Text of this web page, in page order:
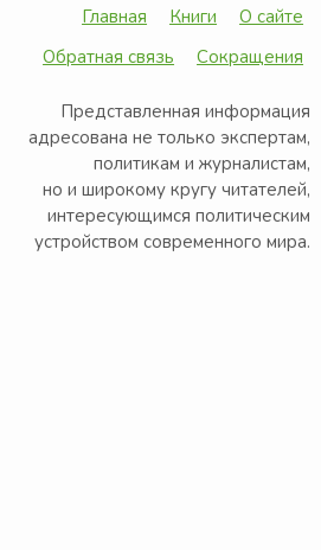
Главная Книги
О сайте
Обратная связь
Сокращения
Представленная информация
адресована не только экспертам,
политикам и журналистам,
но и широкому кругу читателей,
интересующимся политическим
устройством современного мира.